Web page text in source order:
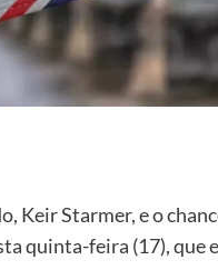
Keir Starmer, e o
quinta-feira (17), que